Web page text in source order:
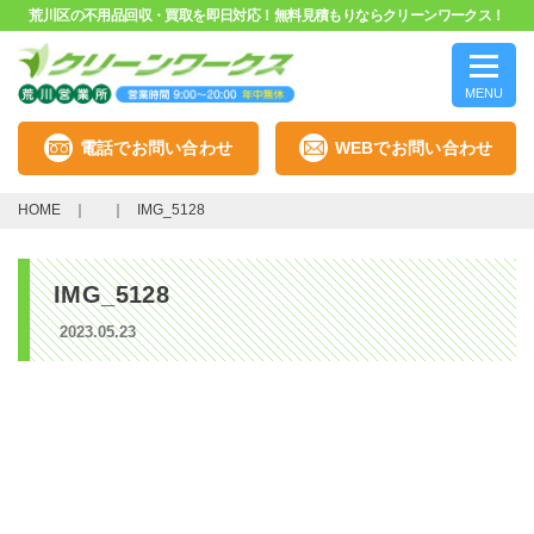
荒川区の不用品回収・買取を即日対応！無料見積もりならクリーンワークス！
MENU
電話でお問い合わせ WEBでお問い合わせ
HOME IMG_5128
IMG_5128
2023.05.23